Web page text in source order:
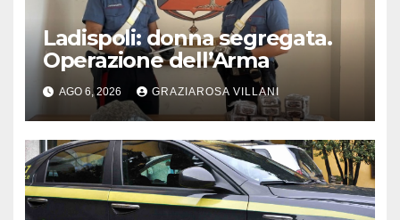
Ladispoli: donna segregata.
Operazione dell’Arma
AGO 6, 2026 GRAZIAROSA VILLANI